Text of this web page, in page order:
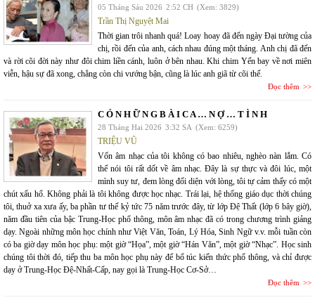
05 Tháng Sáu 2026 2:52 CH (Xem: 3829)
Trần Thị Nguyệt Mai
Thời gian trôi nhanh quá! Loay hoay đã đến ngày Đại tường của
chị, rồi đến của anh, cách nhau đúng một tháng. Anh chị đã đến
và rời cõi đời này như đôi chim liền cánh, luôn ở bên nhau. Khi chim Yến bay về nơi miên
viễn, hậu sự đã xong, chẳng còn chi vướng bận, cũng là lúc anh giã từ cõi thế.
Đọc thêm
C Ó N H Ữ N G B À I C A … N Ợ … T Ì N H
28 Tháng Hai 2026 3:32 SA (Xem: 6259)
TRIỆU VŨ
Vốn âm nhạc của tôi không có bao nhiêu, nghèo nàn lắm. Có
thể nói tôi rất dốt về âm nhạc. Đây là sự thực và đôi lúc, một
mình suy tư, đem lòng đối diện với lòng, tôi tự cảm thấy có một
chút xấu hổ. Không phải là tôi không được học nhạc. Trái lại, hệ thống giáo dục thời chúng
tôi, thuở xa xưa ấy, ba phần tư thế kỷ tức 75 năm trước đây, từ lớp Đệ Thất (lớp 6 bây giờ),
năm đầu tiên của bậc Trung-Học phổ thông, môn âm nhạc đã có trong chương trình giảng
dạy. Ngoài những môn học chính như Việt Văn, Toán, Lý Hóa, Sinh Ngữ v.v. mỗi tuần còn
có ba giờ dạy môn học phụ: một giờ “Họa”, một giờ “Hán Văn”, một giờ “Nhạc”. Học sinh
chúng tôi thời đó, tiếp thu ba môn học phụ này để bổ túc kiến thức phổ thông, và chỉ được
dạy ở Trung-Học Đệ-Nhất-Cấp, nay gọi là Trung-Học Cơ-Sở…
Đọc thêm